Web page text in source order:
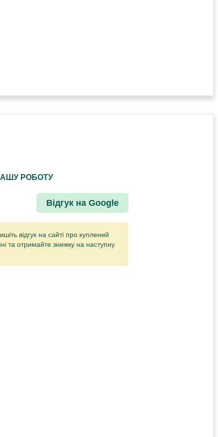
РОБОТУ
Відгук на Google
відгук на сайті про куплений
та отримайте знижку на наступну